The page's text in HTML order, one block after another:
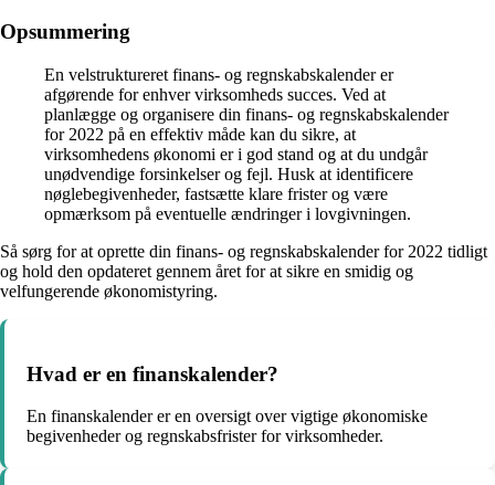
Opsummering
En velstruktureret finans- og regnskabskalender er
afgørende for enhver virksomheds succes. Ved at
planlægge og organisere din finans- og regnskabskalender
for 2022 på en effektiv måde kan du sikre, at
virksomhedens økonomi er i god stand og at du undgår
unødvendige forsinkelser og fejl. Husk at identificere
nøglebegivenheder, fastsætte klare frister og være
opmærksom på eventuelle ændringer i lovgivningen.
Så sørg for at oprette din finans- og regnskabskalender for 2022 tidligt
og hold den opdateret gennem året for at sikre en smidig og
velfungerende økonomistyring.
Hvad er en finanskalender?
En finanskalender er en oversigt over vigtige økonomiske
begivenheder og regnskabsfrister for virksomheder.